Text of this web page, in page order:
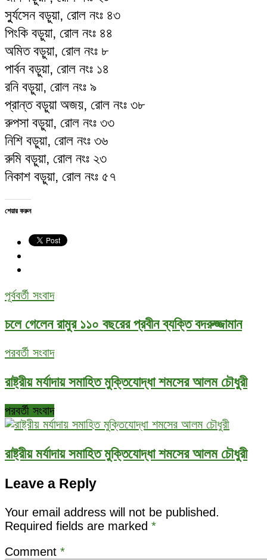
সুুর্যসেন বড়ুয়া, রোল নংঃ ৪৩
পিংকি বড়ুয়া, রোল নংঃ ৪৪
অমিত বড়ুয়া, রোল নংঃ ৮
পার্বন বড়ুয়া, রোল নংঃ ১৪
রনি বড়ুয়া, রোল নংঃ ৯
প্রান্ত বড়ুয়া অজয়, রোল নংঃ ৩৮
রুপসা বড়ুয়া, রোল নংঃ ৩৩
নিশি বড়ুয়া, রোল নংঃ ৩৬
রুমি বড়ুয়া, রোল নংঃ ২৩
নিকাশ বড়ুয়া, রোল নংঃ ৫৭
শেয়ার করুন
পূর্ববর্তী সংবাদ
চলে গেলেন রামুর ১১০ বছরের প্রবীন ব্যক্তি বদরুজ্জামান
পরবর্তী সংবাদ
রাষ্ট্রীয় মর্যাদায় সমাহিত মুক্তিযোদ্ধা শমসের আলম চৌধুরী
পরবর্তী সংবাদ
রাষ্ট্রীয় মর্যাদায় সমাহিত মুক্তিযোদ্ধা শমসের আলম চৌধুরী
Leave a Reply
Your email address will not be published.
Required fields are marked *
Comment *